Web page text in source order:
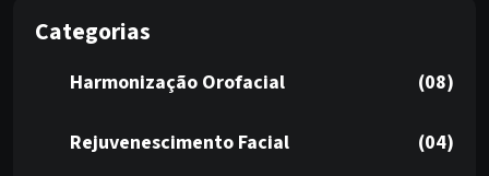
Categorias
Harmonização Orofacial (08)
Rejuvenescimento Facial (04)